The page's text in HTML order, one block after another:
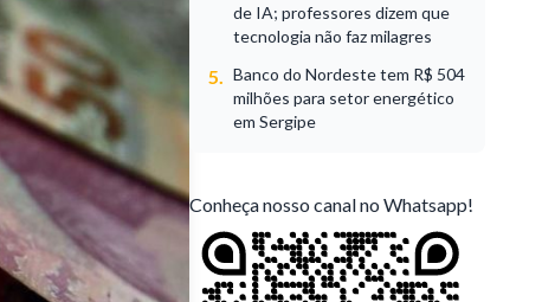
de IA; professores dizem que
tecnologia não faz milagres
5. Banco do Nordeste tem R$ 504
milhões para setor energético
em Sergipe
Conheça nosso canal no Whatsapp!